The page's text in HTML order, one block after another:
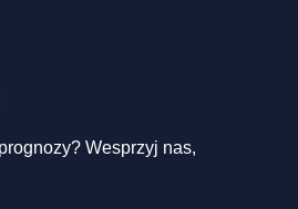
Wesprzyj nas,